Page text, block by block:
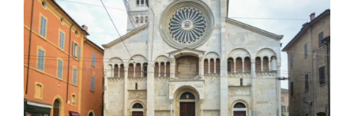
CORSI
SALUTE